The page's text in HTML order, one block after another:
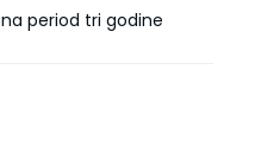
period tri godine